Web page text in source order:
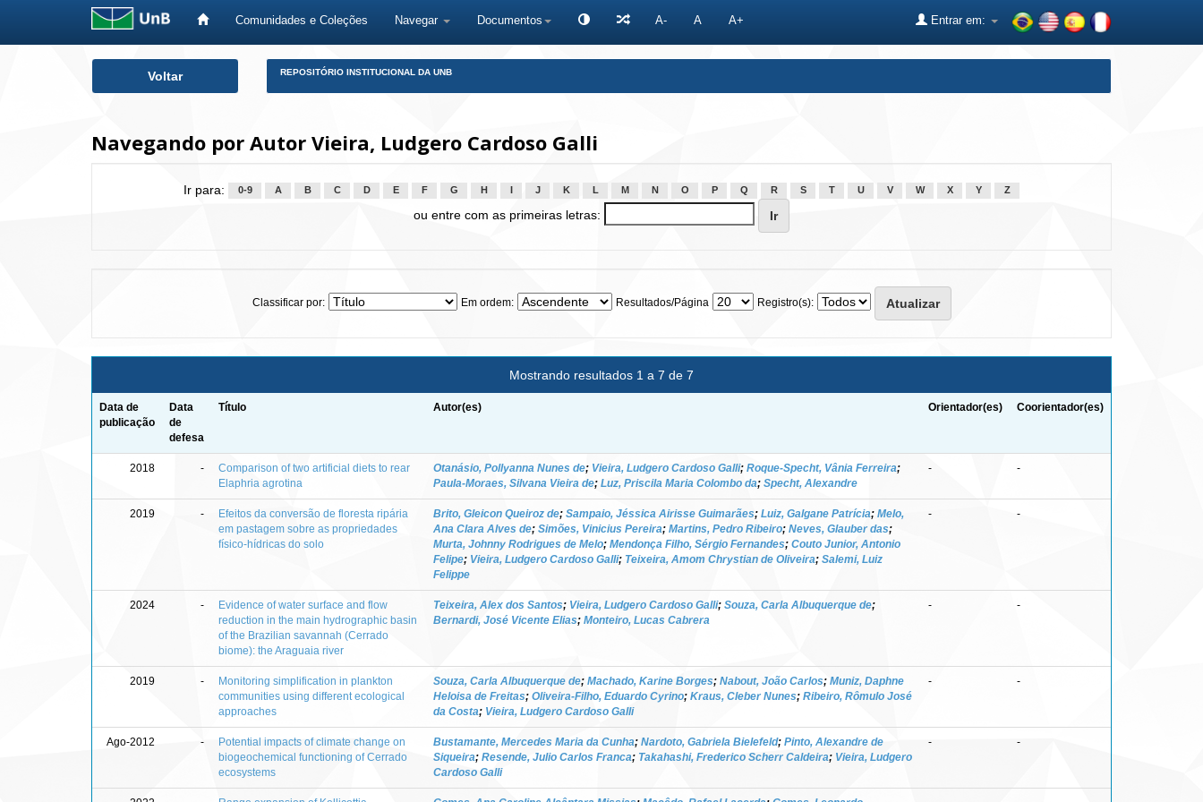
Comunidades e Coleções Navegar Documentos A- A A+ Entrar em:
Voltar REPOSITÓRIO INSTITUCIONAL DA UNB
Navegando por Autor Vieira, Ludgero Cardoso Galli
Ir para: 0-9 A B C D E F G H J K L M N O P Q R S T U V W X Y Z
ou entre com as primeiras letras:
Classificar por: Em ordem: Resultados/Página Registro(s):
Mostrando resultados 1 a 7 de 7
Data de
publicação
Data
de
defesa
Título Autor(es) Orientador(es) Coorientador(es)
2018 -
Comparison of two artificial diets to rear
Elaphria agrotina
Otanásio, Pollyanna Nunes de; Vieira, Ludgero Cardoso Galli; Roque-Specht, Vânia Ferreira;
Paula-Moraes, Silvana Vieira de; Luz, Priscila Maria Colombo da; Specht, Alexandre
- -
2019 -
Efeitos da conversão de floresta ripária
em pastagem sobre as propriedades
físico-hídricas do solo
Brito, Gleicon Queiroz de; Sampaio, Jéssica Airisse Guimarães; Luiz, Galgane Patrícia; Melo,
Ana Clara Alves de; Simões, Vinicius Pereira; Martins, Pedro Ribeiro; Neves, Glauber das;
Murta, Johnny Rodrigues de Melo; Mendonça Filho, Sérgio Fernandes; Couto Junior, Antonio
Felipe; Vieira, Ludgero Cardoso Galli; Teixeira, Amom Chrystian de Oliveira; Salemi, Luiz
Felippe
- -
2024 -
Evidence of water surface and flow
reduction in the main hydrographic basin
of the Brazilian savannah (Cerrado
biome): the Araguaia river
Teixeira, Alex dos Santos; Vieira, Ludgero Cardoso Galli; Souza, Carla Albuquerque de;
Bernardi, José Vicente Elias; Monteiro, Lucas Cabrera
- -
2019 -
Monitoring simplification in plankton
communities using different ecological
approaches
Souza, Carla Albuquerque de; Machado, Karine Borges; Nabout, João Carlos; Muniz, Daphne
Heloisa de Freitas; Oliveira-Filho, Eduardo Cyrino; Kraus, Cleber Nunes; Ribeiro, Rômulo José
da Costa; Vieira, Ludgero Cardoso Galli
- -
Ago-2012 -
Potential impacts of climate change on
biogeochemical functioning of Cerrado
ecosystems
Bustamante, Mercedes Maria da Cunha; Nardoto, Gabriela Bielefeld; Pinto, Alexandre de
Siqueira; Resende, Julio Carlos Franca; Takahashi, Frederico Scherr Caldeira; Vieira, Ludgero
Cardoso Galli
- -